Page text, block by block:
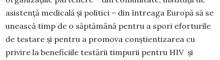
asistență medicală și politici – din întreaga Europă să se
unească timp de o săptămână pentru a spori eforturile
de testare și pentru a promova conștientizarea cu
privire la beneficiile testării timpurii pentru HIV și